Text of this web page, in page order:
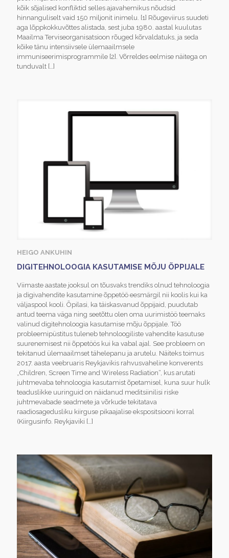
kõik sõjalised konfliktid selles ajavahemikus nõudsid
hinnanguliselt vaid 150 miljonit inimelu. [1] Rõugeviirus suudeti
aga lõppkokkuvõttes alistada, sest juba 1980. aastal kuulutas
Maailma Terviseorganisatsioon rõuged kõrvaldatuks, ja seda
kõike tänu intensiivsele ülemaailmsele
immuniseerimisprogrammile [2]. Võrreldes eelmise näitega on
tunduvalt […]
HEIGO ANKUHIN
DIGITEHNOLOOGIA KASUTAMISE MÕJU ÕPPIJALE
Viimaste aastate jooksul on tõusvaks trendiks olnud tehnoloogia
ja digivahendite kasutamine õppetöö eesmärgil nii koolis kui ka
väljaspool kooli. Õpilasi, ka täiskasvanud õppijaid, puudutab
antud teema väga ning seetõttu olen oma uurimistöö teemaks
valinud digitehnoloogia kasutamise mõju õppijale. Töö
probleemipüstitus tuleneb tehnoloogiliste vahendite kasutuse
suurenemisest nii õppetöös kui ka vabal ajal. See probleem on
tekitanud ülemaailmset tähelepanu ja arutelu. Näiteks toimus
2017. aasta veebruaris Reykjavikis rahvusvaheline konverents
„Children, Screen Time and Wireless Radiation“, kus arutati
juhtmevaba tehnoloogia kasutamist õpetamisel, kuna suur hulk
teaduslikke uuringuid on näidanud meditsiinilisi riske
juhtmevabade seadmete ja võrkude tekitatava
raadiosagedusliku kiirguse pikaajalise ekspositsiooni korral
(Kiirgusinfo. Reykjaviki […]